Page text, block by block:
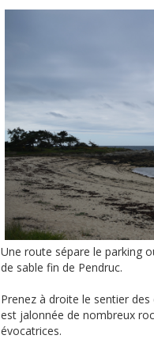
Une route sépare le parking
de sable fin de Pendruc.
Prenez à droite le sentier
est jalonnée de nombreux
évocatrices.